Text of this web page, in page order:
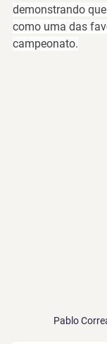
demonstrando
como uma das
campeonato.
Pablo